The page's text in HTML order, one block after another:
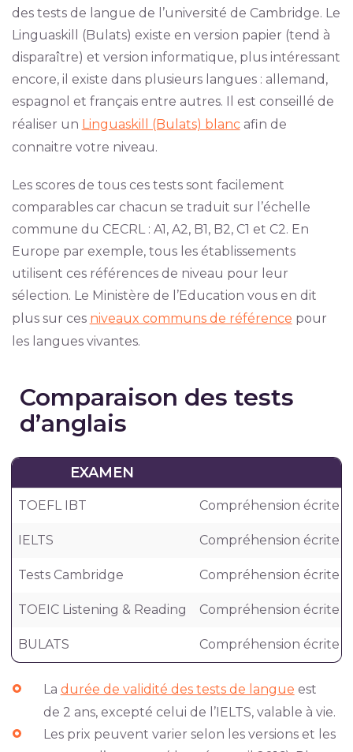
des tests de langue de l’université de Cambridge. Le
Linguaskill (Bulats) existe en version papier (tend à
disparaître) et version informatique, plus intéressant
encore, il existe dans plusieurs langues : allemand,
espagnol et français entre autres. Il est conseillé de
réaliser un Linguaskill (Bulats) blancafin de
connaitre votre niveau.
Les scores de tous ces tests sont facilement
comparables car chacun se traduit sur l’échelle
commune du CECRL : A1, A2, B1, B2, C1 et C2. En
Europe par exemple, tous les établissements
utilisent ces références de niveau pour leur
sélection. Le Ministère de l’Education vous en dit
plus sur ces niveaux communs de référence pour
les langues vivantes.
Comparaison des tests
d’anglais
EXAMEN
TOEFL IBT Compréhension écrite
IELTS Compréhension écrite
Tests Cambridge Compréhension écrite
TOEIC Listening & Reading Compréhension écrite
BULATS Compréhension écrite
La durée de validité des tests de langue est
de 2 ans, excepté celui de l’IELTS, valable à vie.
Les prix peuvent varier selon les versions et les